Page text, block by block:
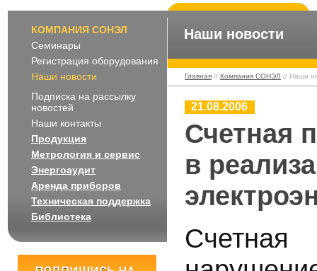
КОМПАНИЯ СОНЭЛ
Семинары
Регистрация оборудования
Наши новости
Подписка на рассылку
новостей
Наши контакты
Продукция
Метрология и сервис
Энергоаудит
Аренда приборов
Техническая поддержка
Библиотека
Наши новости
Главная // Компания СОНЭЛ // Наши
21.08.2006
Счетная
в